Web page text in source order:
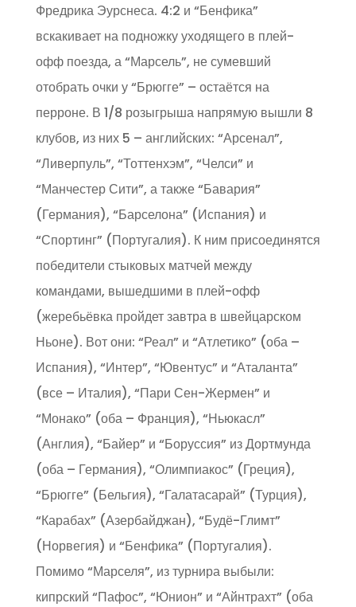
Фредрика Эурснеса. 4:2 и “Бенфика”
вскакивает на подножку уходящего в плей-
офф поезда, а “Марсель”, не сумевший
отобрать очки у “Брюгге” – остаётся на
перроне. В 1/8 розыгрыша напрямую вышли 8
клубов, из них 5 – английских: “Арсенал”,
“Ливерпуль”, “Тоттенхэм”, “Челси” и
“Манчестер Сити”, а также “Бавария”
(Германия), “Барселона” (Испания) и
“Спортинг” (Португалия). К ним присоединятся
победители стыковых матчей между
командами, вышедшими в плей-офф
(жеребьёвка пройдет завтра в швейцарском
Ньоне). Вот они: “Реал” и “Атлетико” (оба –
Испания), “Интер”, “Ювентус” и “Аталанта”
(все – Италия), “Пари Сен-Жермен” и
“Монако” (оба – Франция), “Ньюкасл”
(Англия), “Байер” и “Боруссия” из Дортмунда
(оба – Германия), “Олимпиакос” (Греция),
“Брюгге” (Бельгия), “Галатасарай” (Турция),
“Карабах” (Азербайджан), “Будё-Глимт”
(Норвегия) и “Бенфика” (Португалия).
Помимо “Марселя”, из турнира выбыли:
кипрский “Пафос”, “Юнион” и “Айнтрахт” (оба